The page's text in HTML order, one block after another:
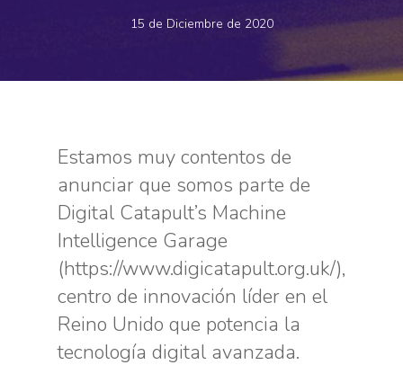
15 de Diciembre de 2020
Estamos muy contentos de
anunciar que somos parte de
Digital Catapult’s Machine
Intelligence Garage
(https://www.digicatapult.org.uk/),
centro de innovación líder en el
Reino Unido que potencia la
tecnología digital avanzada.